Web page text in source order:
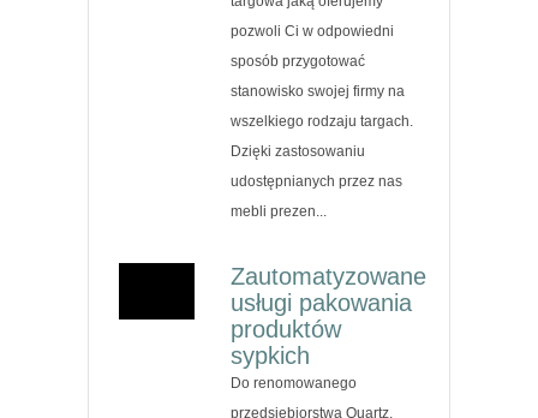
pozwoli Ci w odpowiedni
sposób przygotować
stanowisko swojej firmy na
wszelkiego rodzaju targach.
Dzięki zastosowaniu
udostępnianych przez nas
mebli prezen...
Zautomatyzowane
usługi pakowania
produktów
sypkich
Do renomowanego
przedsiębiorstwa Quartz,